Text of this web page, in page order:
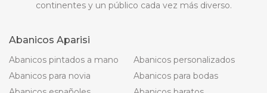
continentes y un público cada vez más diverso.
Abanicos Aparisi
Abanicos pintados a mano
Abanicos personalizados
Abanicos para novia
Abanicos para bodas